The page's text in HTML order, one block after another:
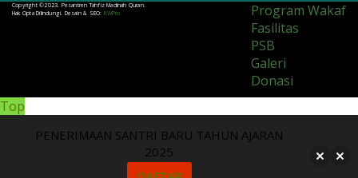
Program Wakaf
Fasilitas
PSB
Galeri
Donasi
Copyright ©2023. Pesantren Tahfiz Madinah Quran.
Hak Cipta Dilindungi. Desain & SEO: KWPro
Top
PENERIMAAN SANTRI BARU TAHUN AJARAN
2025